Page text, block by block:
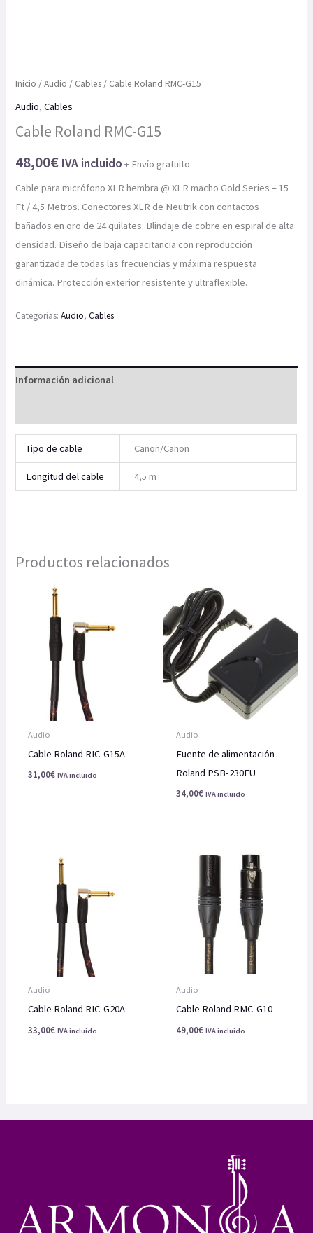
Inicio /Audio / Cables / Cable Roland RMC-G15
Audio,Cables
Cable Roland RMC-G15
48,00€ IVA incluido + Envío gratuito
Cable para micrófono XLR hembra @ XLR macho Gold Series – 15
Ft / 4,5 Metros. Conectores XLR de Neutrik con contactos
bañados en oro de 24 quilates. Blindaje de cobre en espiral de alta
densidad. Diseño de baja capacitancia con reproducción
garantizada de todas las frecuencias y máxima respuesta
dinámica. Protección exterior resistente y ultraflexible.
Categorías:Audio,Cables
Información adicional
Tipo de cable Canon/Canon
Longitud del cable 4,5 m
Productos relacionados
Audio
Cable Roland RIC-G15A
31,00€ IVA incluido
Audio
Fuente de alimentación
Roland PSB-230EU
34,00€ IVA incluido
Audio
Cable Roland RIC-G20A
33,00€ IVA incluido
Audio
Cable Roland RMC-G10
49,00€ IVA incluido